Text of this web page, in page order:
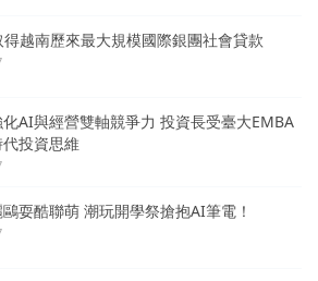
越南歷來最大規模國際銀團社會貸款
AI與經營雙軸競爭力 投資長受臺大EMBA
投資思維
耍酷聯萌 潮玩開學祭搶抱AI筆電！